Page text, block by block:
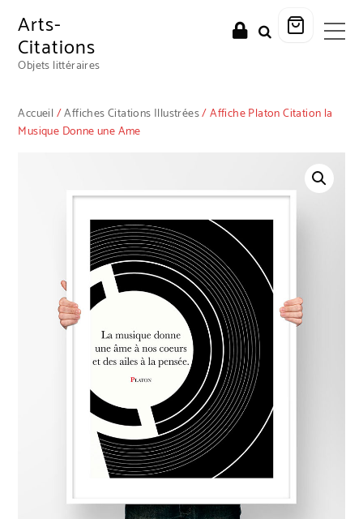
Arts-
Citations
Objets littéraires
Accueil /Affiches Citations Illustrées/ Affiche Platon Citation la
Musique Donne une Ame